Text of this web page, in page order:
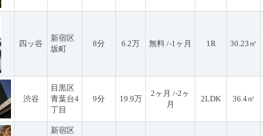
四ッ谷
新宿区
坂町
8分 6.2万 無料 /-1ヶ月 1R 30.23㎡
渋谷
目黒区
青葉台4
丁目
9分 19.9万
2ヶ月 /-2ヶ
月
2LDK 36.4㎡
新宿区